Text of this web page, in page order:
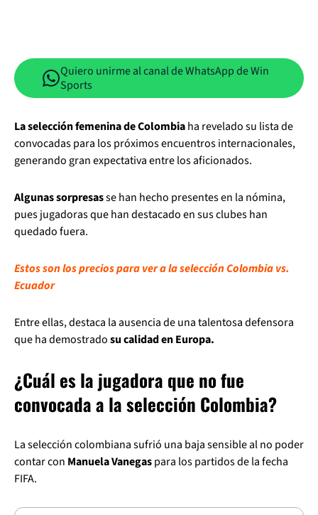
Quiero unirme al canal de WhatsApp de Win
Sports
La selección femenina de Colombiaha revelado su lista de
convocadas para los próximos encuentros internacionales,
generando gran expectativa entre los aficionados.
Algunas sorpresasse han hecho presentes en la nómina,
pues jugadoras que han destacado en sus clubes han
quedado fuera.
Estos son los precios para ver a la selección Colombia vs.
Ecuador
Entre ellas, destaca la ausencia de una talentosa defensora
que ha demostradosu calidad en Europa.
¿Cuál es la jugadora que no fue
convocada a la selección Colombia?
La selección colombiana sufrió una baja sensible al no poder
contar con Manuela Vanegaspara los partidos de la fecha
FIFA.